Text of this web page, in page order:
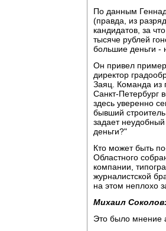
По данным
(правда, из
кандидатов, за
тысяче рублей
большие деньги -
Он привел
директор
Заяц. Команда из
Санкт-Петербург
здесь уверенно
бывший
задает
деньги?"
Кто может быть
Областного
компании,
журналистской
на этом неплохо
Михаил
Это было мнение